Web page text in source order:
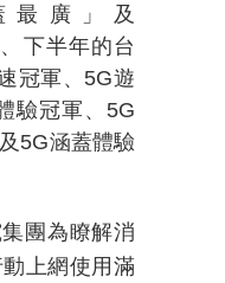
最廣」及
下半年的台
冠軍、 5G遊
驗冠軍、 5G
5G涵蓋體驗
團為瞭解消
上網使用滿